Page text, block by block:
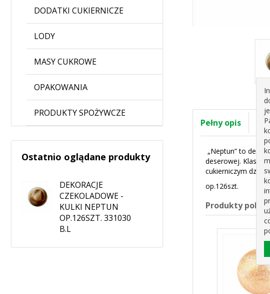
DODATKI CUKIERNICZE
LODY
MASY CUKROWE
OPAKOWANIA
PRODUKTY SPOŻYWCZE
Ostatnio oglądane produkty
DEKORACJE
CZEKOLADOWE -
KULKI NEPTUN
OP.126SZT. 331030
B.L
Pełny opis
„Neptun” to
deserowej.
cukierniczym
op.126szt.
Produkty